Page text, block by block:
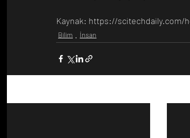
Kaynak: https://
Bilim İnsan